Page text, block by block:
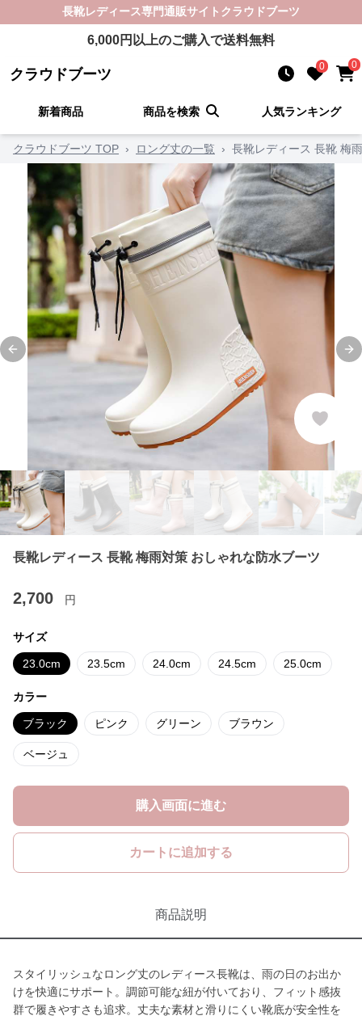
長靴レディース専門通販サイト クラウドブーツ
6,000円以上のご購入で送料無料
クラウドブーツ 0 0
新着商品 商品を検索 人気ランキング
クラウドブーツ TOP › ロング丈の一覧 › 長靴レディース 長靴 梅
Previous slide
長靴レディース 長靴 梅雨対策 おしゃれな防水ブーツ
2,700 円
サイズ
23.0cm 23.5cm 24.0cm 24.5cm 25.0cm
カラー
ブラック ピンク グリーン ブラウン
ベージュ
購入画面に進む
カートに追加する
商品説明
スタイリッシュなロング丈のレディース長靴は、雨の日のお出か
けを快適にサポート。調節可能な紐が付いており、フィット感抜
群で履きやすさも追求。丈夫な素材と滑りにくい靴底が安全性を